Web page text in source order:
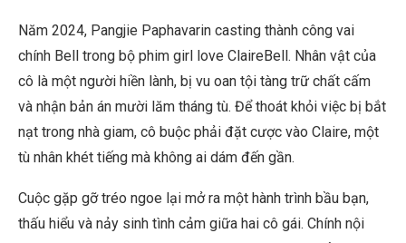
Năm 2024, Pangjie Paphavarin casting thành công vai
chính Bell trong bộ phim girl love ClaireBell. Nhân vật của
cô là một người hiền lành, bị vu oan tội tàng trữ chất cấm
và nhận bản án mười lăm tháng tù. Để thoát khỏi việc bị bắt
nạt trong nhà giam, cô buộc phải đặt cược vào Claire, một
tù nhân khét tiếng mà không ai dám đến gần.
Cuộc gặp gỡ tréo ngoe lại mở ra một hành trình bầu bạn,
thấu hiểu và nảy sinh tình cảm giữa hai cô gái. Chính nội